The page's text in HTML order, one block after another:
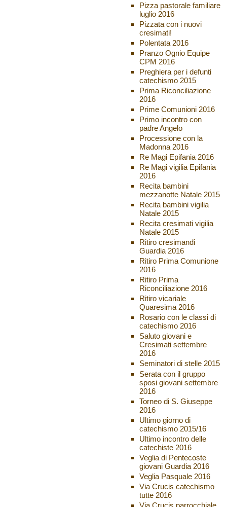
Pizza pastorale familiare
luglio 2016
Pizzata con i nuovi
cresimati!
Polentata 2016
Pranzo Ognio Equipe
CPM 2016
Preghiera per i defunti
catechismo 2015
Prima Riconciliazione
2016
Prime Comunioni 2016
Primo incontro con
padre Angelo
Processione con la
Madonna 2016
Re Magi Epifania 2016
Re Magi vigilia Epifania
2016
Recita bambini
mezzanotte Natale 2015
Recita bambini vigilia
Natale 2015
Recita cresimati vigilia
Natale 2015
Ritiro cresimandi
Guardia 2016
Ritiro Prima Comunione
2016
Ritiro Prima
Riconciliazione 2016
Ritiro vicariale
Quaresima 2016
Rosario con le classi di
catechismo 2016
Saluto giovani e
Cresimati settembre
2016
Seminatori di stelle 2015
Serata con il gruppo
sposi giovani settembre
2016
Torneo di S. Giuseppe
2016
Ultimo giorno di
catechismo 2015/16
Ultimo incontro delle
catechiste 2016
Veglia di Pentecoste
giovani Guardia 2016
Veglia Pasquale 2016
Via Crucis catechismo
tutte 2016
Via Crucis parrocchiale